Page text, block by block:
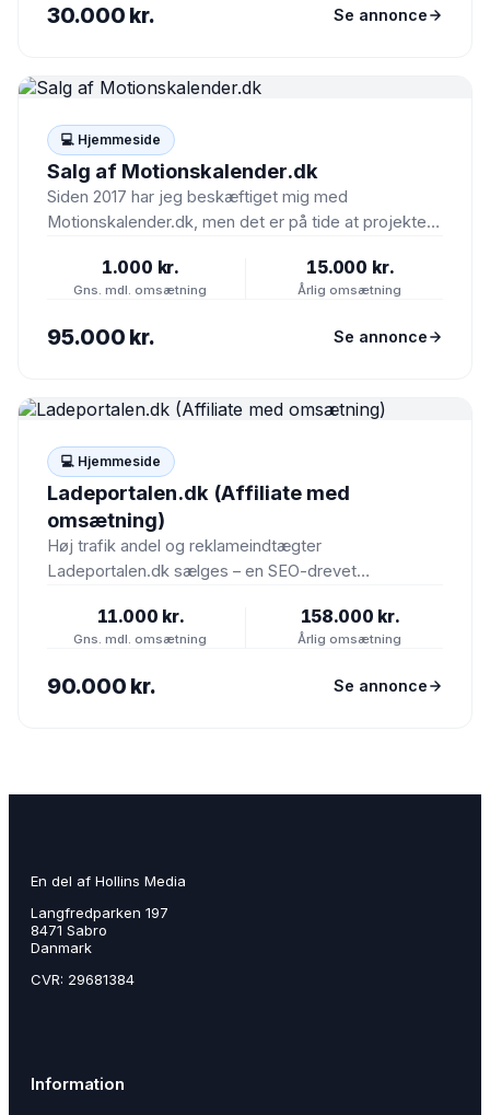
30.000 kr. Se annonce
💻 Hjemmeside
Salg af Motionskalender.dk
Siden 2017 har jeg beskæftiget mig med
Motionskalender.dk, men det er på tide at projektet
1.000 kr.
Gns. mdl. omsætning
15.000 kr.
Årlig omsætning
95.000 kr. Se annonce
💻 Hjemmeside
Ladeportalen.dk (Affiliate med
omsætning)
Høj trafik andel og reklameindtægter
Ladeportalen.dk sælges – en SEO-drevet
11.000 kr.
Gns. mdl. omsætning
158.000 kr.
Årlig omsætning
90.000 kr. Se annonce
En del af Hollins Media
Langfredparken 197
8471 Sabro
Danmark
CVR: 29681384
Information